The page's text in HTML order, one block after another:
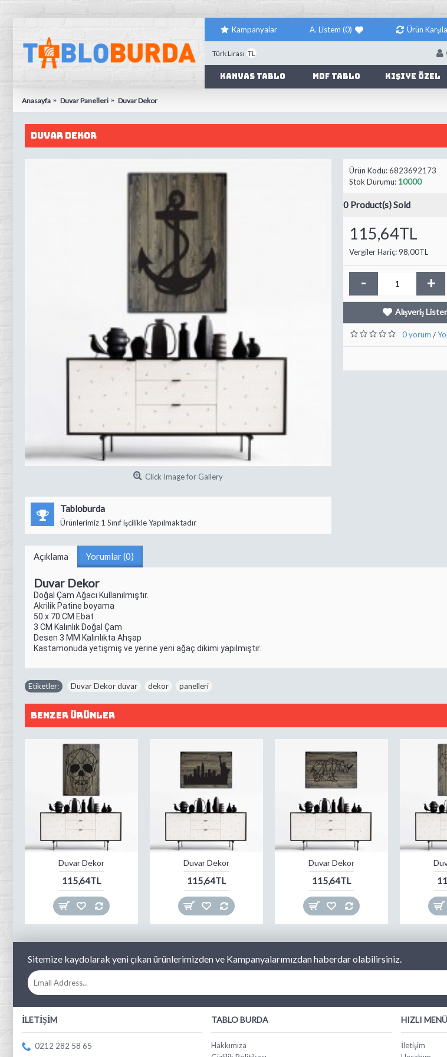
Kampanyalar A. Listem (0) Ürün
Türk Lirası TL
Kanvas Tablo Mdf Tablo Kişiye Özel
Anasayfa Duvar Panelleri Duvar Dekor
Duvar Dekor
Click Image for Gallery
Tabloburda
Ürünlerimiz 1 Sınıf işcilikle Yapılmaktadır
Ürün Kodu:6823692173
Stok Durumu: 10000
0 Product(s) Sold
115,64TL
Vergiler Hariç:98,00TL
- +
Alışveriş
0 yorum /
Açıklama Yorumlar (0)
Duvar Dekor
Doğal Çam Ağacı Kullanılmıştır.
Akrilik Patine boyama
50 x 70 CM Ebat
3 CM Kalınlık Doğal Çam
Desen 3 MM Kalınlıkta Ahşap
Kastamonuda yetişmiş ve yerine yeni ağaç dikimi yapılmıştır.
Etiketler: Duvar Dekor duvar dekor panelleri
Benzer Ürünler
Duvar Dekor
115,64TL
Duvar Dekor
115,64TL
Duvar Dekor
115,64TL
Sitemize kaydolarak yeni çıkan ürünlerimizden ve Kampanyalarımızdan haberdar olabilirsiniz.
İLETIŞIM
0212 282 58 65
TABLO BURDA
Hakkımıza
HIZLI MENÜ
İletişim